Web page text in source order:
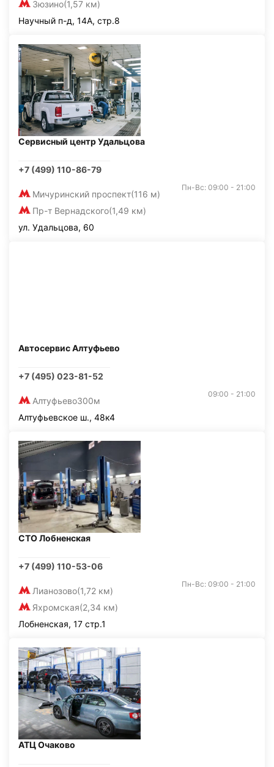
Зюзино(1,57 км)
Научный п-д, 14А, стр.8
Сервисный центр Удальцова
+7 (499) 110-86-79
Мичуринский проспект(116 м)
Пр-т Вернадского(1,49 км)
Пн-Вс: 09:00 - 21:00
ул. Удальцова, 60
Автосервис Алтуфьево
+7 (495) 023-81-52
Алтуфьево300м
09:00 - 21:00
Алтуфьевское ш., 48к4
СТО Лобненская
+7 (499) 110-53-06
Лианозово(1,72 км)
Яхромская(2,34 км)
Пн-Вс: 09:00 - 21:00
Лобненская, 17 стр.1
АТЦ Очаково